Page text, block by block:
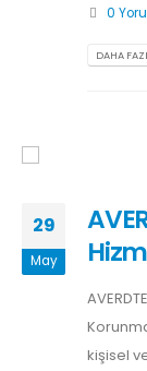
0
DAHA
29
May
kişisel